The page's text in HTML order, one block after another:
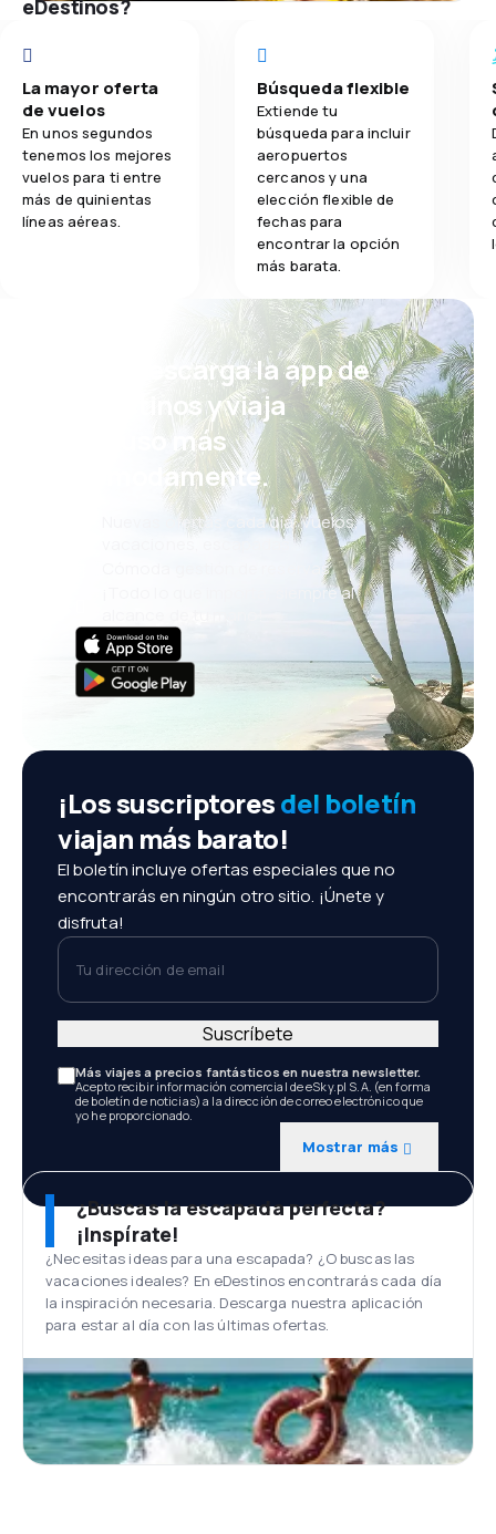
eDestinos?
La mayor oferta
de vuelos
En unos segundos
tenemos los mejores
vuelos para ti entre
más de quinientas
líneas aéreas.
Búsqueda flexible
Extiende tu
búsqueda para incluir
aeropuertos
cercanos y una
elección flexible de
fechas para
encontrar la opción
más barata.
¡Eh! Descarga la app de
eDestinos y viaja
incluso más
cómodamente.
Nuevas ofertas cada día: vuelos,
vacaciones, escapadas
Cómoda gestión de reservas
¡Todo lo que importa, siempre al
¡Los suscriptoresdel boletín
viajan más barato!
El boletín incluye ofertas especiales que no
encontrarás en ningún otro sitio. ¡Únete y
disfruta!
Tu dirección de email
Más viajes a precios fantásticos en nuestra newsletter.
Acepto recibir información comercial de eSky.pl S.A. (en forma
de boletín de noticias) a la dirección de correo electrónico que
yo he proporcionado.
Mostrar más
Suscríbete
¿Buscas la escapada perfecta?
¡Inspírate!
¿Necesitas ideas para una escapada? ¿O buscas las
vacaciones ideales? En eDestinos encontrarás cada día
la inspiración necesaria. Descarga nuestra aplicación
para estar al día con las últimas ofertas.